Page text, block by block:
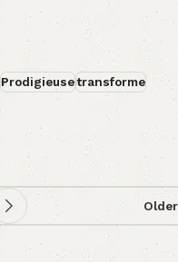
Prodigieusetransforme
Older